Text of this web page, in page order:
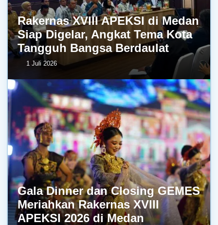
Rakernas XVIII APEKSI di Medan
Siap Digelar, Angkat Tema Kota
Tangguh Bangsa Berdaulat
1 Juli 2026
Gala Dinner dan Closing GEMES
Meriahkan Rakernas XVIII
APEKSI 2026 di Medan